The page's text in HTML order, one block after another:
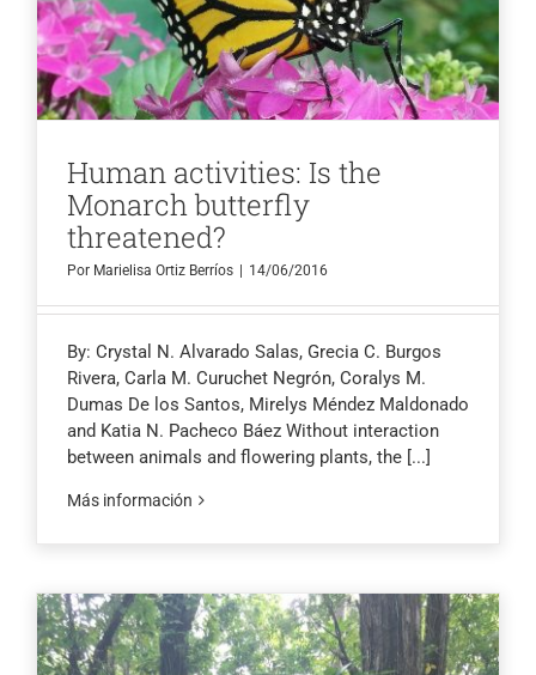
Human activities: Is the
Monarch butterfly
threatened?
Por Marielisa Ortiz Berríos 14/06/2016
By: Crystal N. Alvarado Salas, Grecia C. Burgos
Rivera, Carla M. Curuchet Negrón, Coralys M.
Dumas De los Santos, Mirelys Méndez Maldonado
and Katia N. Pacheco Báez Without interaction
between animals and flowering plants, the [...]
Más información